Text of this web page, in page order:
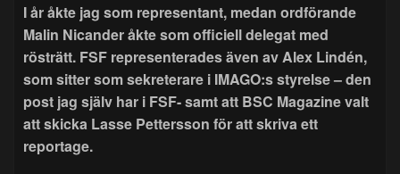
I år åkte jag som representant, medan ordförande
Malin Nicander åkte som officiell delegat med
rösträtt. FSF representerades även av Alex Lindén,
som sitter som sekreterare i IMAGO:s styrelse – den
post jag själv har i FSF- samt att BSC Magazine valt
att skicka Lasse Pettersson för att skriva ett
reportage.